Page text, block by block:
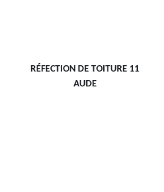
RÉFECTION DE TOITURE 11
AUDE